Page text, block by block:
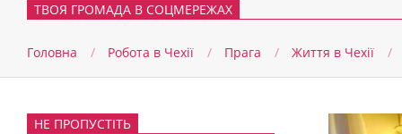
ТВОЯ ГРОМАДА В СОЦМЕРЕЖАХ
Головна Робота в Чехії Прага Життя в Чеxії
НЕ ПРОПУСТІТЬ